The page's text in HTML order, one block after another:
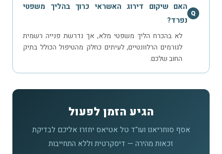
Q
האם שיקום דירוג האשראי כרוך בהליך משפטי
נפרד?
לא בהכרח הליך משפטי מלא, אך נדרשת פנייה רשמית
לגורמים הרלוונטיים, לעיתים כחלק מהטיפול הכולל בתיק
החוב שלכם.
הגיע הזמן לפעול
אסף סוחריאנו ועו"ד טל אטיאס יחזרו אליכם לבדיקת
זכאות מהירה — דיסקרטית וללא התחייבות